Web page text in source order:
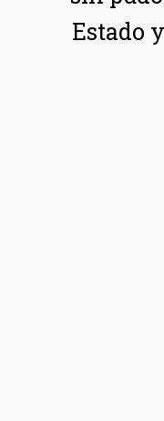
Estado